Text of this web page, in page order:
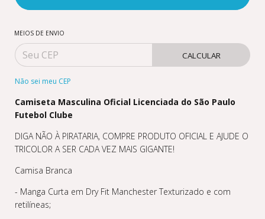
MEIOS DE ENVIO
CALCULAR
Não sei meu CEP
Camiseta Masculina Oficial Licenciada do São Paulo
Futebol Clube
DIGA NÃO À PIRATARIA, COMPRE PRODUTO OFICIAL E AJUDE O
TRICOLOR A SER CADA VEZ MAIS GIGANTE!
Camisa Branca
- Manga Curta em Dry Fit Manchester Texturizado e com
retilíneas;